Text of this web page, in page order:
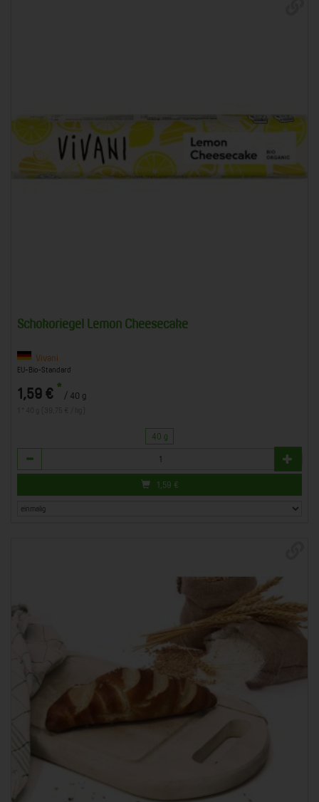
Schokoriegel Lemon Cheesecake
Vivani
EU-Bio-Standard
1,59 € * / 40 g
40 g
Anzahl
1,59 €